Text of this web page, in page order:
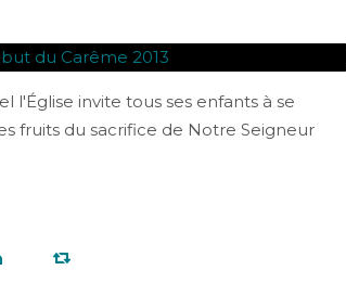
invite tous ses enfants à se
fruits du sacrifice de Notre Seigneur